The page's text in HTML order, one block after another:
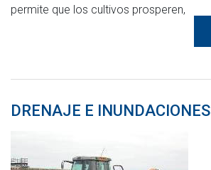
permite que los cultivos prosperen,
DRENAJE E INUNDACIONES